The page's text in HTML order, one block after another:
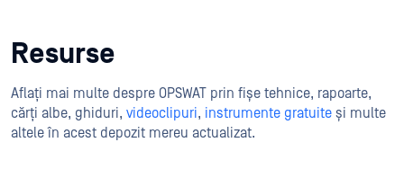
Resurse
Aflați mai multe despre OPSWAT prin fișe tehnice, rapoarte,
cărți albe, ghiduri, videoclipuri, instrumente gratuite și multe
altele în acest depozit mereu actualizat.